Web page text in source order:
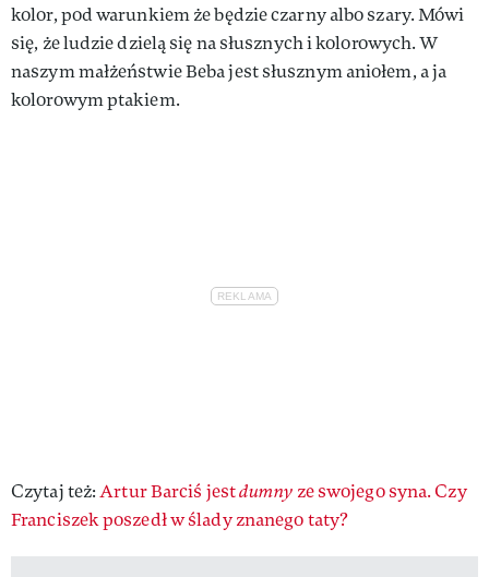
kolor, pod warunkiem że będzie czarny albo szary. Mówi
się, że ludzie dzielą się na słusznych i kolorowych. W
naszym małżeństwie Beba jest słusznym aniołem, a ja
kolorowym ptakiem.
Czytaj też:Artur Barciś jestdumny ze swojego syna. Czy
Franciszek poszedł w ślady znanego taty?